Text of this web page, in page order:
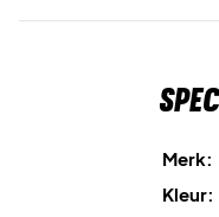
aangename feel.
Volledige ritssluiting
Merk:
Kleur: